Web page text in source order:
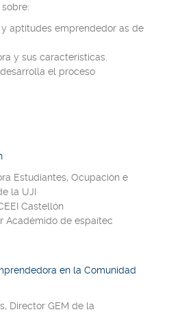
aptitudes emprendedor as de
y sus características.
el proceso
Estudiantes, Ocupación e
la UJI
Castellón
Académido de espaitec
en la Comunidad
Director GEM de la